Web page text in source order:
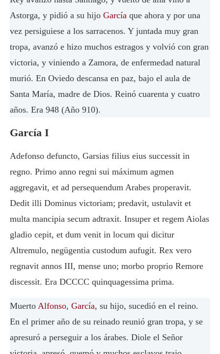
Astorga, y pidió a su hijo García que ahora y por una
vez persiguiese a los sarracenos. Y juntada muy gran
tropa, avanzó e hizo muchos estragos y volvió con gran
victoria, y viniendo a Zamora, de enfermedad natural
murió. En Oviedo descansa en paz, bajo el aula de
Santa María, madre de Dios. Reinó cuarenta y cuatro
años. Era 948 (Año 910).
García I
Adefonso defuncto, Garsias filius eius successit in
regno. Primo anno regni sui máximum agmen
aggregavit, et ad persequendum Arabes properavit.
Dedit illi Dominus victoriam; predavit, ustulavit et
multa mancipia secum adtraxit. Insuper et regem Aiolas
gladio cepit, et dum venit in locum qui dicitur
Altremulo, negügentia custodum aufugit. Rex vero
regnavit annos III, mense uno; morbo proprio Remore
discessit. Era DCCCC quinquagessima prima.
Muerto Alfonso, García, su hijo, sucedió en el reino.
En el primer año de su reinado reunió gran tropa, y se
apresuró a perseguir a los árabes. Diole el Señor